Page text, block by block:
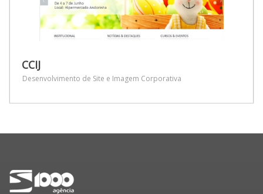
CCIJ
Desenvolvimento de Site e Imagem Corporativa